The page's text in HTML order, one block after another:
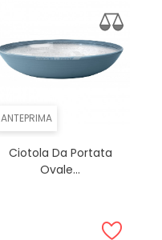
ANTEPRIMA
Ciotola Da Portata
Ovale...